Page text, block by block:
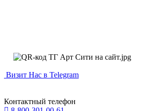
Визит Нас в Telegram
Контактный телефон